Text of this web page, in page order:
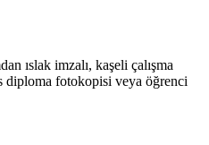
ıslak imzalı, kaşeli çalışma
diploma fotokopisi veya öğrenci